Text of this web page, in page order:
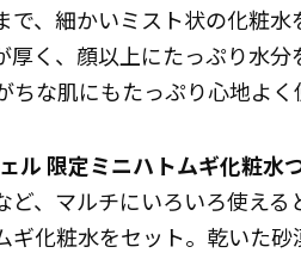
で、細かいミスト状の化粧
厚く、顔以上にたっぷり水
な肌にもたっぷり心地よく
ル 限定ミニハトムギ化粧水
ど、マルチにいろいろ使え
ギ化粧水をセット。乾いた